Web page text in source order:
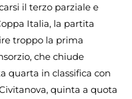
il terzo parziale e
Italia, la partita
troppo la prima
che chiude
quarta in classifica con
quinta a quota